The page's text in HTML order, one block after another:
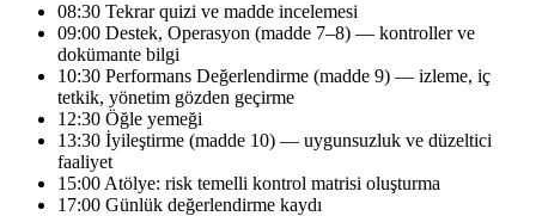
08:30 Tekrar quizi ve madde incelemesi
09:00 Destek, Operasyon (madde 7–8) — kontroller ve
dokümante bilgi
10:30 Performans Değerlendirme (madde 9) — izleme, iç
tetkik, yönetim gözden geçirme
12:30 Öğle yemeği
13:30 İyileştirme (madde 10) — uygunsuzluk ve düzeltici
faaliyet
15:00 Atölye: risk temelli kontrol matrisi oluşturma
17:00 Günlük değerlendirme kaydı